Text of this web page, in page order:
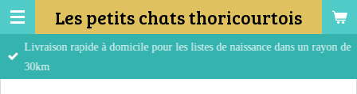
Passer
au
contenu
Les petits chats thoricourtois
Livraison rapide à domicile pour les listes de naissance dans un rayon de
30km